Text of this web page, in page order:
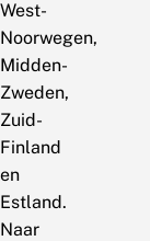
West-
Noorwegen,
Midden-
Zweden,
Zuid-
Finland
en
Estland.
Naar